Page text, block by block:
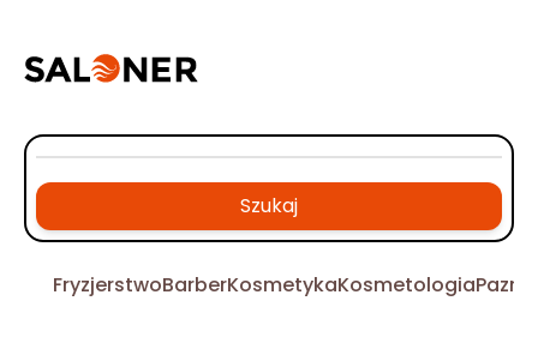
Szukaj
FryzjerstwoBarberKosmetykaKosmetologia